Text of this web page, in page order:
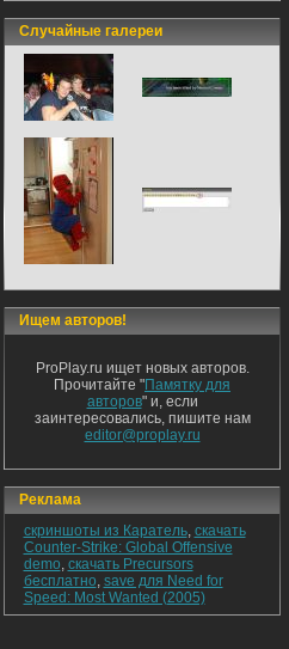
Случайные галереи
Ищем авторов!
ProPlay.ru ищет новых авторов.
Прочитайте "Памятку для
авторов" и, если
заинтересовались, пишите нам
editor@proplay.ru
Реклама
скриншоты из Каратель, скачать
Counter-Strike: Global Offensive
demo, скачать Precursors
бесплатно, save для Need for
Speed: Most Wanted (2005)